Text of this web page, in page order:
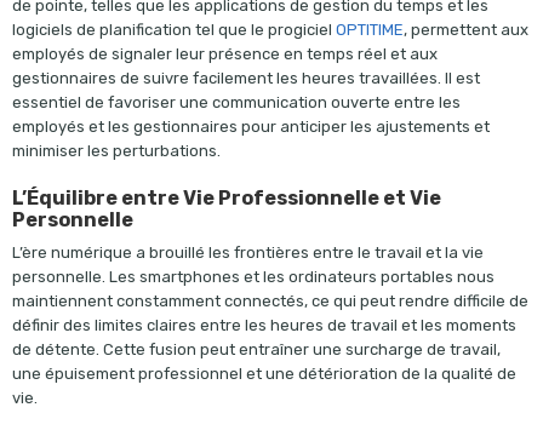
de pointe, telles que les applications de gestion du temps et les
logiciels de planification tel que le progiciel OPTITIME, permettent aux
employés de signaler leur présence en temps réel et aux
gestionnaires de suivre facilement les heures travaillées. Il est
essentiel de favoriser une communication ouverte entre les
employés et les gestionnaires pour anticiper les ajustements et
minimiser les perturbations.
L’Équilibre entre Vie Professionnelle et Vie
Personnelle
L’ère numérique a brouillé les frontières entre le travail et la vie
personnelle. Les smartphones et les ordinateurs portables nous
maintiennent constamment connectés, ce qui peut rendre difficile de
définir des limites claires entre les heures de travail et les moments
de détente. Cette fusion peut entraîner une surcharge de travail,
une épuisement professionnel et une détérioration de la qualité de
vie.